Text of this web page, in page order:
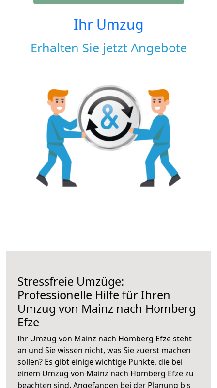
Ihr Umzug
Erhalten Sie jetzt Angebote
Stressfreie Umzüge:
Professionelle Hilfe für Ihren
Umzug von Mainz nach Homberg
Efze
Ihr Umzug von Mainz nach Homberg Efze steht
an und Sie wissen nicht, was Sie zuerst machen
sollen? Es gibt einige wichtige Punkte, die bei
einem Umzug von Mainz nach Homberg Efze zu
beachten sind. Angefangen bei der Planung bis